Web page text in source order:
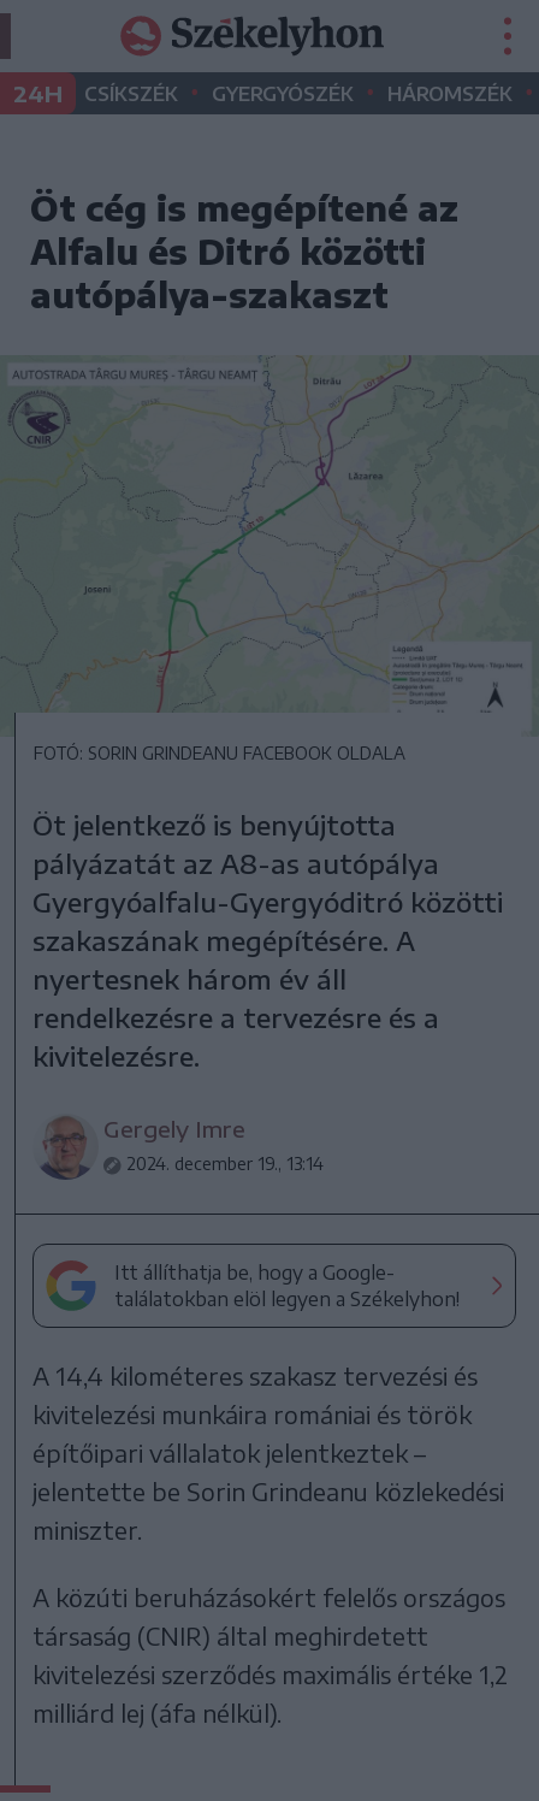
24H CSÍKSZÉK • GYERGYÓSZÉK • HÁROMSZÉK •
Öt cég is megépítené az
Alfalu és Ditró közötti
autópálya-szakaszt
FOTÓ: SORIN GRINDEANU FACEBOOK OLDALA
Öt jelentkező is benyújtotta
pályázatát az A8-as autópálya
Gyergyóalfalu-Gyergyóditró közötti
szakaszának megépítésére. A
nyertesnek három év áll
rendelkezésre a tervezésre és a
kivitelezésre.
Gergely Imre
2024. december 19., 13:14
Itt állíthatja be, hogy a Google-
találatokban elöl legyen a Székelyhon!
A 14,4 kilométeres szakasz tervezési és
kivitelezési munkáira romániai és török
építőipari vállalatok jelentkeztek –
jelentette be Sorin Grindeanu közlekedési
miniszter.
A közúti beruházásokért felelős országos
társaság (CNIR) által meghirdetett
kivitelezési szerződés maximális értéke 1,2
milliárd lej (áfa nélkül).